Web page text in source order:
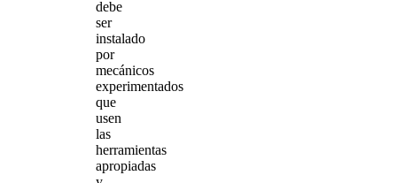
debe
ser
instalado
por
mecánicos
experimentados
que
usen
las
herramientas
apropiadas